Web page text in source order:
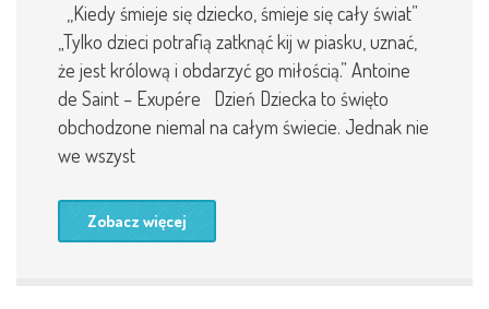
,,Kiedy śmieje się dziecko, śmieje się cały świat”
„Tylko dzieci potrafią zatknąć kij w piasku, uznać,
że jest królową i obdarzyć go miłością.” Antoine
de Saint – Exupére Dzień Dziecka to święto
obchodzone niemal na całym świecie. Jednak nie
we wszyst
Zobacz więcej